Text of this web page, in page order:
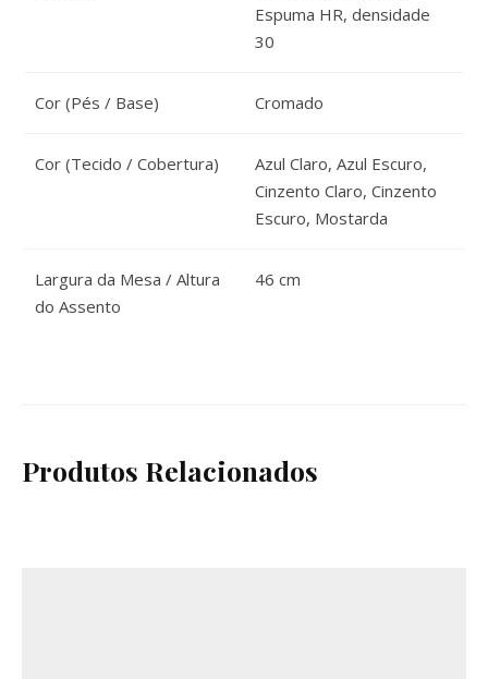
Espuma HR, densidade
30
Cor (Pés / Base) Cromado
Cor (Tecido / Cobertura)
Azul Claro, Azul Escuro,
Cinzento Claro, Cinzento
Escuro, Mostarda
Largura da Mesa / Altura
do Assento
46 cm
Produtos Relacionados